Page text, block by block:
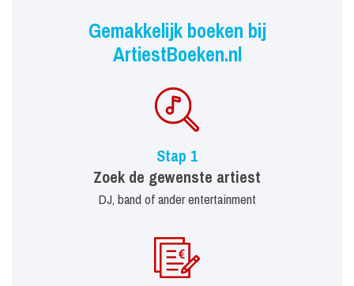
Gemakkelijk boeken bij
ArtiestBoeken.nl
Stap 1
Zoek de gewenste artiest
DJ, band of ander entertainment